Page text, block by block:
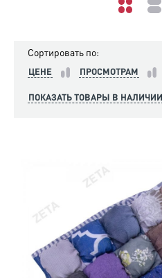
Сортировать по:
ЦЕНЕ ПРОСМОТРАМ
ПОКАЗАТЬ ТОВАРЫ В НАЛИЧИИ